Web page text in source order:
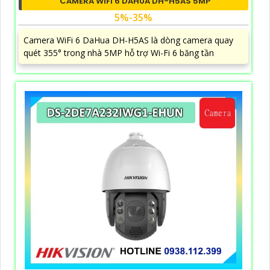
5%-35%
Camera WiFi 6 DaHua DH-H5AS là dòng camera quay
quét 355° trong nhà 5MP hỗ trợ Wi-Fi 6 băng tần